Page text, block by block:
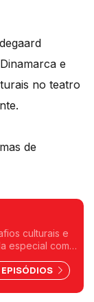
e
no teatro
de
culturais e
especial com
celebra. Um
aquecer o